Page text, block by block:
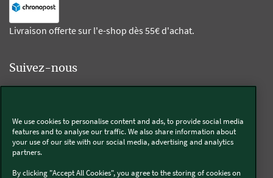
Livraison offerte sur l'e-shop dès 55€ d'achat.
Suivez-nous
Thermomix®
We use cookies to personalise content and ads, to provide social media
features and to analyse our traffic. We also share information about
your use of our site with our social media, advertising and analytics
partners.
By clicking "Accept All Cookies", you agree to the storing of cookies on